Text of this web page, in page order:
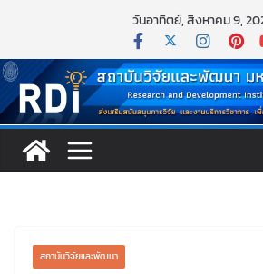
วันอาทิตย์, สิงหาคม 9,
สถาบันวิจัยและพัฒนา